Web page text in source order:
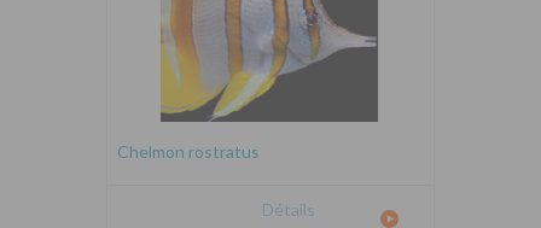
Chelmon rostratus
Détails